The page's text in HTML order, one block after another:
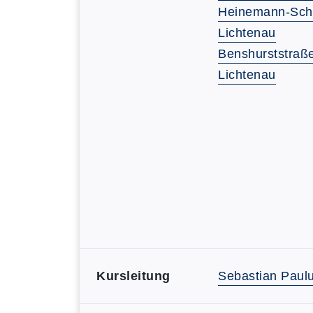
Heinemann-
Lichtenau
Lichtenau
Kursleitung Sebastian